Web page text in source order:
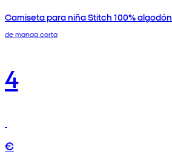
Camiseta para niña Stitch 100% algodón
de manga corta
4
€